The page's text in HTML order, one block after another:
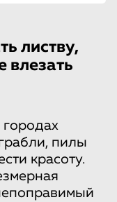
листву,
влезать
пилы
красоту.